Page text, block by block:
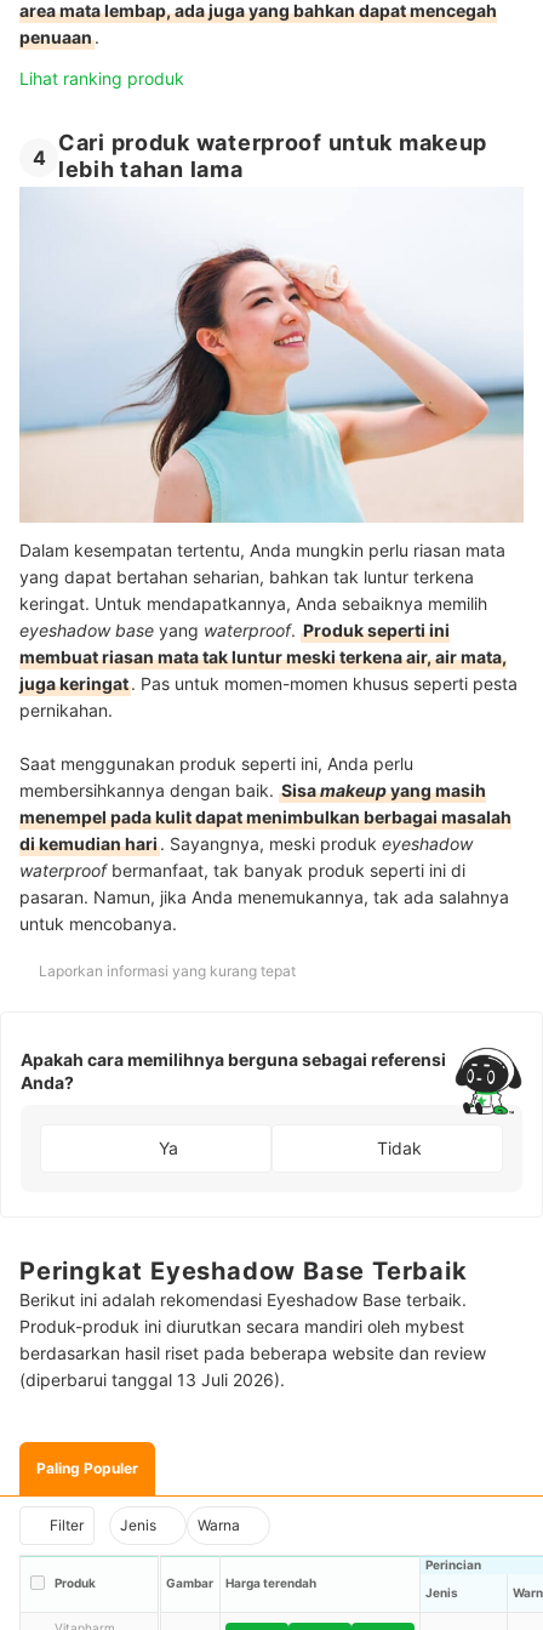
area mata lembap, ada juga yang bahkan dapat mencegah
penuaan.
Lihat ranking produk
4
Cari produk waterproof untuk makeup
lebih tahan lama
Dalam kesempatan tertentu, Anda mungkin perlu riasan mata
yang dapat bertahan seharian, bahkan tak luntur terkena
keringat. Untuk mendapatkannya, Anda sebaiknya memilih
eyeshadow base yang waterproof. Produk seperti ini
membuat riasan mata tak luntur meski terkena air, air mata,
juga keringat. Pas untuk momen-momen khusus seperti pesta
pernikahan.
Saat menggunakan produk seperti ini, Anda perlu
membersihkannya dengan baik. Sisamakeupyang masih
menempel pada kulit dapat menimbulkan berbagai masalah
di kemudian hari. Sayangnya, meski produk eyeshadow
waterproofbermanfaat, tak banyak produk seperti ini di
pasaran. Namun, jika Anda menemukannya, tak ada salahnya
untuk mencobanya.
Laporkan informasi yang kurang tepat
Apakah cara memilihnya berguna sebagai referensi
Anda?
Ya Tidak
Peringkat Eyeshadow Base Terbaik
Berikut ini adalah rekomendasi Eyeshadow Base terbaik.
Produk-produk ini diurutkan secara mandiri oleh mybest
berdasarkan hasil riset pada beberapa website dan review
(diperbarui tanggal 13 Juli 2026).
Paling Populer
Filter Jenis Warna
Produk Gambar Harga terendah
Perincian
Jenis